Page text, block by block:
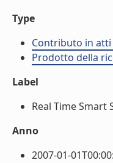
Type
Contributo in
Prodotto della
Label
Real Time
Anno
2007-01-